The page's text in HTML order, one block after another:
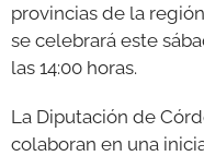
provincias de la
se celebrará este
las 14:00 horas.
La Diputación de
colaboran en una